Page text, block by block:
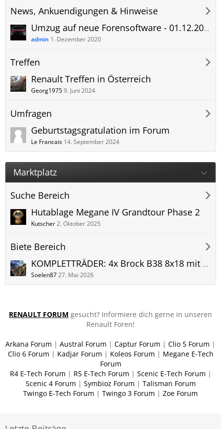
News, Ankuendigungen & Hinweise
Umzug auf neue Forensoftware - 01.12.2020
admin 1. Dezember 2020
Treffen
Renault Treffen in Österreich
Georg19759. Juni 2024
Umfragen
Geburtstagsgratulation im Forum
Le Francais 14. September 2024
Marktplatz
Suche Bereich
Hutablage Megane IV Grandtour Phase 2
Kutscher2. Oktober 2025
Biete Bereich
KOMPLETTRÄDER: 4x Brock B38 8x18 mit Michelin Pilot Alpin 5 - 235 40
Soelen8727. Mai 2026
RENAULT FORUM gesucht? Informiere dich gerne in unseren
Renault Foren!
Arkana Forum | Austral Forum | Captur Forum | Clio 5 Forum |
Clio 6 Forum | Kadjar Forum | Koleos Forum | Megane E-Tech
Forum
R4 E-Tech Forum | R5 E-Tech Forum | Scenic E-Tech Forum |
Scenic 4 Forum | Symbioz Forum | Talisman Forum
Twingo E-Tech Forum | Twingo 3 Forum | Zoe Forum